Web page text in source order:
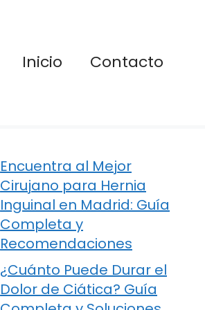
Inicio Contacto
Encuentra al Mejor
Cirujano para Hernia
Inguinal en Madrid: Guía
Completa y
Recomendaciones
¿Cuánto Puede Durar el
Dolor de Ciática? Guía